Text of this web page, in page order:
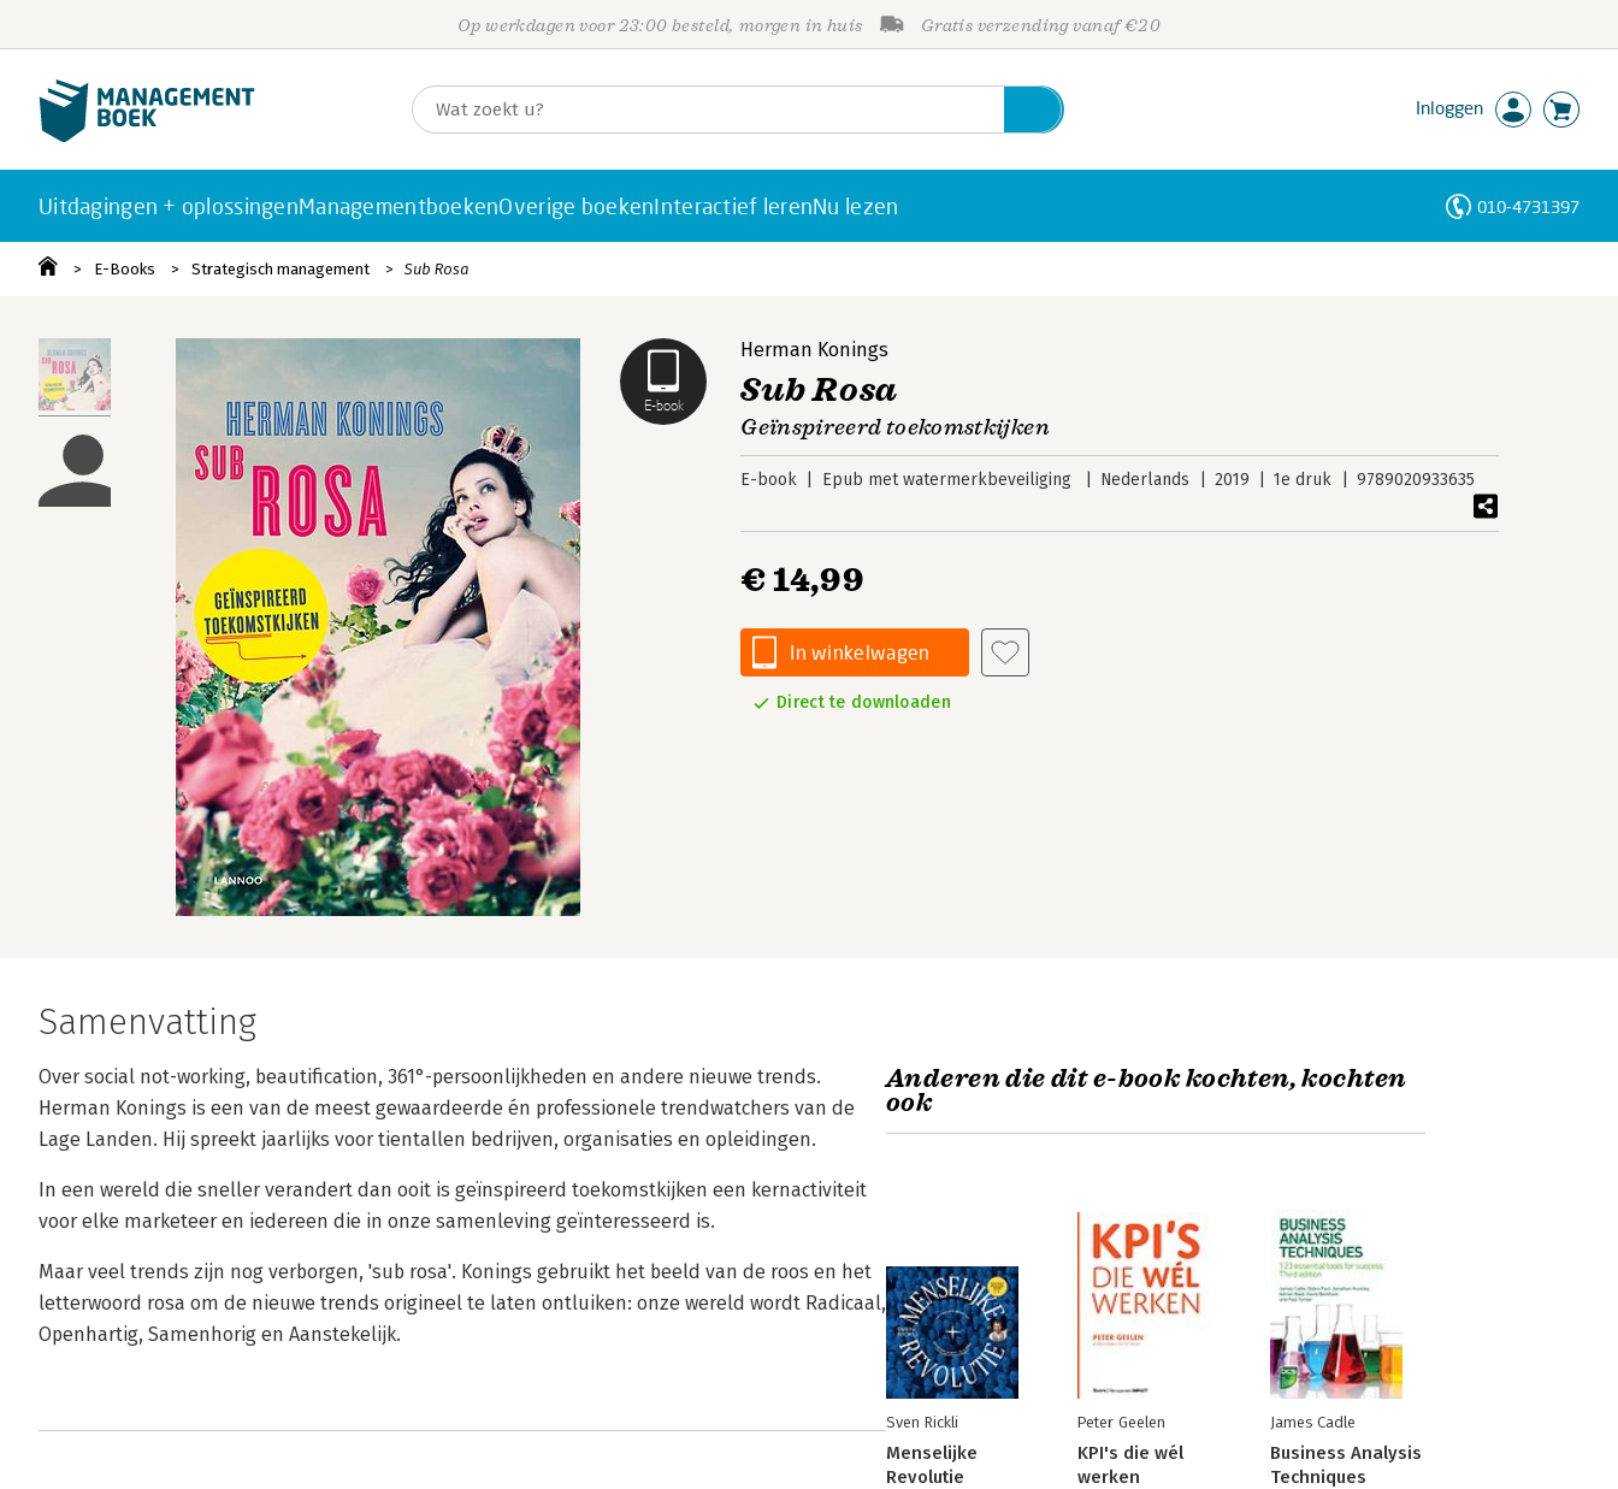
Op werkdagen voor 23:00 besteld, morgen in huis Gratis verzending vanaf €20
Inloggen
Uitdagingen + oplossingenManagementboekenOverige boekenInteractief lerenNu lezen 010-4731397
E-Books Strategisch management Sub Rosa
E-book
Herman Konings
Sub Rosa
Geïnspireerd toekomstkijken
E-book Epub met watermerkbeveiliging Nederlands 2019 1e druk 9789020933635
€ 14,99
In winkelwagen
Direct te downloaden
Samenvatting
Over social not-working, beautification, 361°-persoonlijkheden en andere nieuwe trends.
Herman Konings is een van de meest gewaardeerde én professionele trendwatchers van de
Lage Landen. Hij spreekt jaarlijks voor tientallen bedrijven, organisaties en opleidingen.
In een wereld die sneller verandert dan ooit is geïnspireerd toekomstkijken een kernactiviteit
voor elke marketeer en iedereen die in onze samenleving geïnteresseerd is.
Maar veel trends zijn nog verborgen, 'sub rosa'. Konings gebruikt het beeld van de roos en het
letterwoord rosa om de nieuwe trends origineel te laten ontluiken: onze wereld wordt Radicaal,
Openhartig, Samenhorig en Aanstekelijk.
Anderen die dit e-book kochten, kochten
ook
Sven Rickli
Menselijke
Revolutie
Peter Geelen
KPI's die wél
werken
James Cadle
Business Analysis
Techniques
Personen